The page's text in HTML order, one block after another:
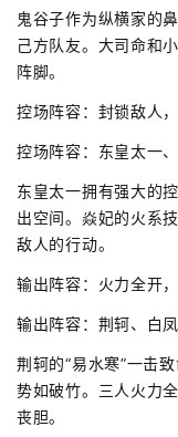
鬼谷子作为纵横家的
己方队友。大司命和
阵脚。
控场阵容：封锁敌人
控场阵容：东皇太一
东皇太一拥有强大的
出空间。焱妃的火系
敌人的行动。
输出阵容：火力全开
输出阵容：荆轲、白
荆轲的“易水寒”一击
势如破竹。三人火力
丧胆。